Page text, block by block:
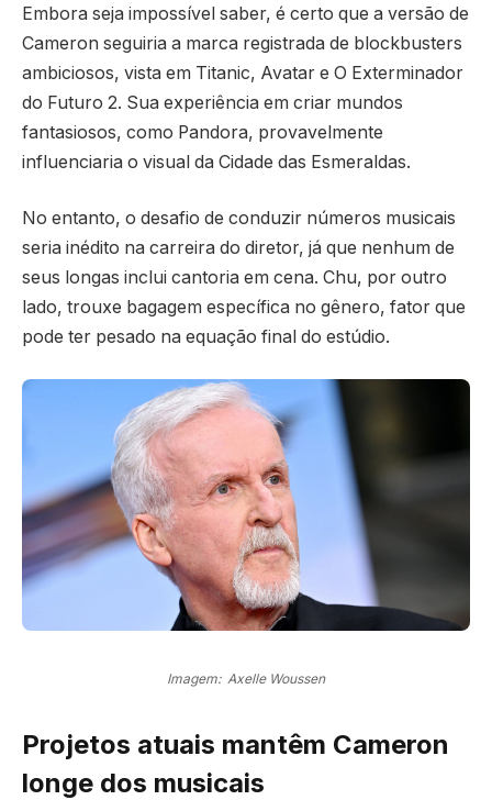
Embora seja impossível saber, é certo que a versão de
Cameron seguiria a marca registrada de blockbusters
ambiciosos, vista em Titanic, Avatar e O Exterminador
do Futuro 2. Sua experiência em criar mundos
fantasiosos, como Pandora, provavelmente
influenciaria o visual da Cidade das Esmeraldas.
No entanto, o desafio de conduzir números musicais
seria inédito na carreira do diretor, já que nenhum de
seus longas inclui cantoria em cena. Chu, por outro
lado, trouxe bagagem específica no gênero, fator que
pode ter pesado na equação final do estúdio.
Imagem: Axelle Woussen
Projetos atuais mantêm Cameron
longe dos musicais